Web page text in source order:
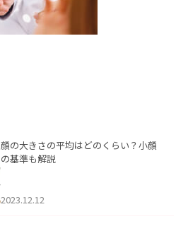
顔の大きさの平均はどのくらい？小顔
の基準も解説
2023.12.12